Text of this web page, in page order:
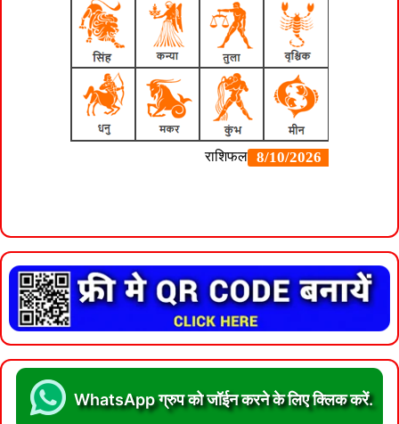
WhatsApp ग्रुप को जॉईन करने के लिए क्लिक करें.